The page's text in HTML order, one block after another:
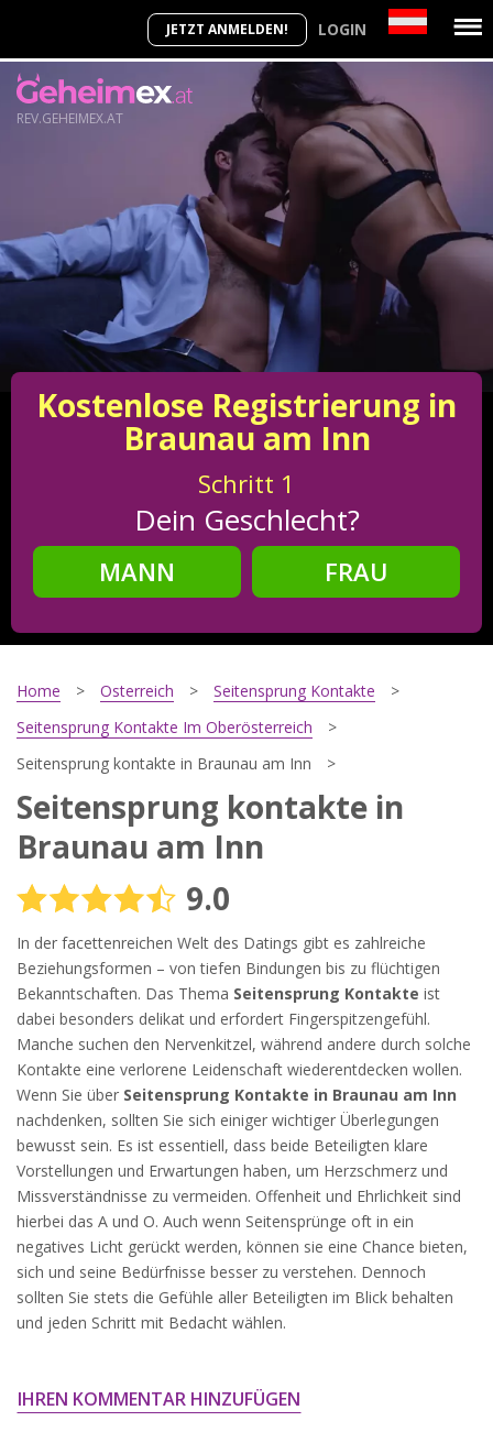
JETZT ANMELDEN! LOGIN
REV.GEHEIMEX.AT
Kostenlose Registrierung in
Braunau am Inn
Schritt 1
Dein Geschlecht?
MANN
FRAU
Schritt2
Schritt
Deine E-Mail?
Nutzungsbedingungen und derDatenschutzerklärung
einverstanden. Ich erhalte Informationen und Angebote des
Betreibers per E-Mail, der Zusendung kann ich jederzeit
widersprechen.
JETZT ANMELDEN!
Home Osterreich
Seitensprung Kontakte
Seitensprung Kontakte Im Oberösterreich
Seitensprung kontakte in Braunau am Inn
Seitensprung kontakte in
Braunau am Inn
9.0
In der facettenreichen Welt des Datings gibt es zahlreiche
Beziehungsformen – von tiefen Bindungen bis zu flüchtigen
Bekanntschaften. Das Thema Seitensprung Kontakte ist
dabei besonders delikat und erfordert Fingerspitzengefühl.
Manche suchen den Nervenkitzel, während andere durch solche
Kontakte eine verlorene Leidenschaft wiederentdecken wollen.
Wenn Sie über Seitensprung Kontakte in Braunau am Inn
nachdenken, sollten Sie sich einiger wichtiger Überlegungen
bewusst sein. Es ist essentiell, dass beide Beteiligten klare
Vorstellungen und Erwartungen haben, um Herzschmerz und
Missverständnisse zu vermeiden. Offenheit und Ehrlichkeit sind
hierbei das A und O. Auch wenn Seitensprünge oft in ein
negatives Licht gerückt werden, können sie eine Chance bieten,
sich und seine Bedürfnisse besser zu verstehen. Dennoch
sollten Sie stets die Gefühle aller Beteiligten im Blick behalten
und jeden Schritt mit Bedacht wählen.
IHREN KOMMENTAR HINZUFÜGEN